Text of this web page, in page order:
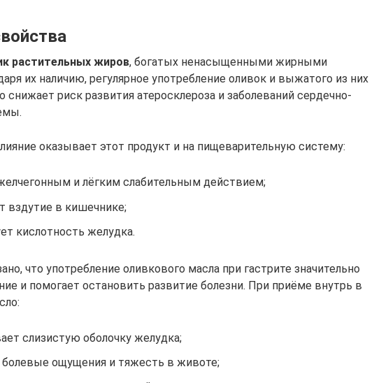
растительных жиров, богатых ненасыщенными жирными
их наличию, регулярное употребление оливок и выжатого из них
снижает риск развития атеросклероза и заболеваний сердечно-
оказывает этот продукт и на пищеварительную систему:
и лёгким слабительным действием;
вздутие в кишечнике;
кислотность желудка.
что употребление оливкового масла при гастрите значительно
и помогает остановить развитие болезни. При приёме внутрь в
слизистую оболочку желудка;
болевые ощущения и тяжесть в животе;